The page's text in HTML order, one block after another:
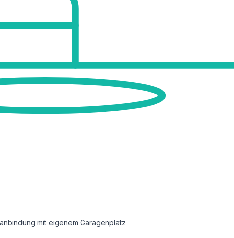
mit eigenem Garagenplatz